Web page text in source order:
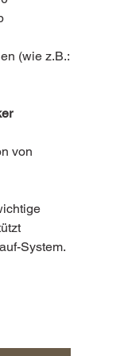
(wie z.B.:
von
System.